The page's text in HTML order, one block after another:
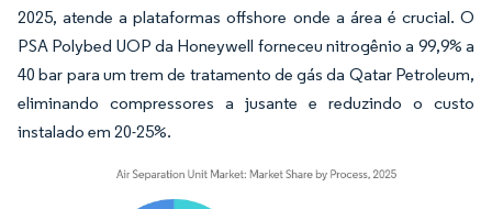
2025, atende a plataformas offshore onde a área é crucial. O
PSA Polybed UOP da Honeywell forneceu nitrogênio a 99,9% a
40 bar para um trem de tratamento de gás da Qatar Petroleum,
eliminando compressores a jusante e reduzindo o custo
instalado em 20-25%.